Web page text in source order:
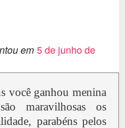
em 5 de junho de
você ganhou menina
maravilhosas os
parabéns pelos